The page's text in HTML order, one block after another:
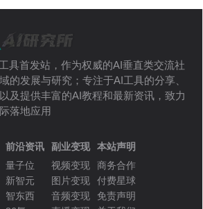
具首发站，作为权威的AI垂直类交流社
的发展与研究；专注于AI工具的分享、
及提供丰富的AI教程和最新资讯，致力
落地应用
前沿资讯
量子位
新智元
智东西
副业变现
视频变现
图片变现
音频变现
本站声明
商务合作
付费星球
免责声明